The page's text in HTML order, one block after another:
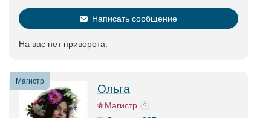
Написать сообщение
На вас нет приворота.
Магистр
Ольга
Магистр